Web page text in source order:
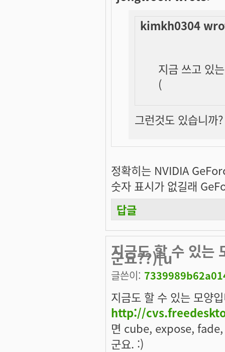
kimkh0304
지금 쓰고 있
(
그런것도 있습니
정확히는 NVIDIA
숫자 표시가 없길래
답글
지금도 할 수 있는
군요??)[u
글쓴이:
지금도 할 수 있는 모양
http://
면 cube, expose,
군요. :)